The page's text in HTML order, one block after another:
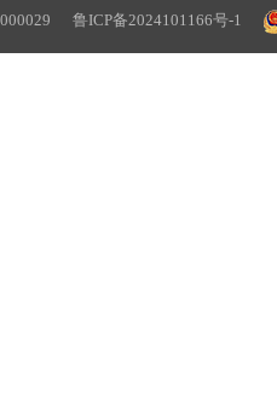
鲁ICP备2024101166号-1